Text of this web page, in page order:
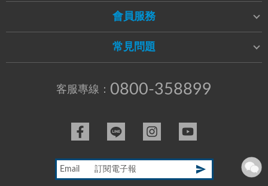
會員服務
常見問題
客服專線： 0800-358899
Email